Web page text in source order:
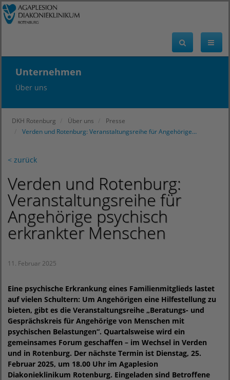
Unternehmen
Über uns
DKH Rotenburg Über uns
Presse
Verden und Rotenburg: Veranstaltungsreihe für Angehörige…
< zurück
Verden und Rotenburg:
Veranstaltungsreihe für
Angehörige psychisch
erkrankter Menschen
11. Februar 2025
Eine psychische Erkrankung eines Familienmitglieds lastet
auf vielen Schultern: Um Angehörigen eine Hilfestellung zu
bieten, gibt es die Veranstaltungsreihe „Beratungs- und
Gesprächskreis für Angehörige von Menschen mit
psychischen Belastungen“. Quartalsweise wird ein
gemeinsames Forum geschaffen – im Wechsel in Verden
und in Rotenburg. Der nächste Termin ist Dienstag, 25.
Februar 2025, um 18.00 Uhr im Agaplesion
Diakonieklinikum Rotenburg. Eingeladen sind Betroffene